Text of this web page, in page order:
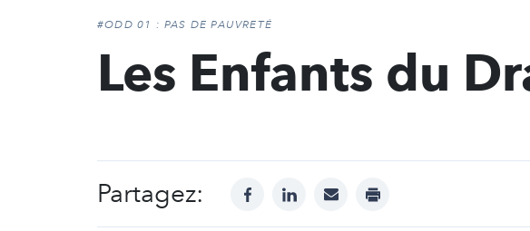
#ODD 01 : PAS DE PAUVRETÉ
Les Enfants du
Partagez: facebooklinkedinmail print